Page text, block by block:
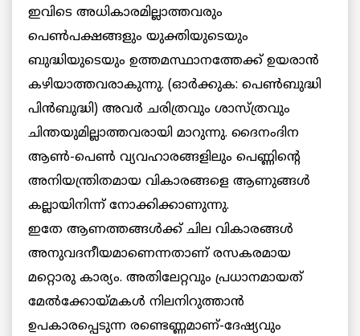
ഇവിടെ അധികാരമില്ലാത്തവരും
പെണ്‍പക്ഷങ്ങളും യുക്തിയുടെയും
ബുദ്ധിയുടെയും ഉത്തമസ്ഥാനത്തേക്ക് ഉയരാന്‍
കഴിയാത്തവരാകുന്നു. (ഓര്‍ക്കുക: പെണ്‍ബുദ്ധി
പിന്‍ബുദ്ധി) അവര്‍ ചരിത്രവും ശാസ്ത്രവും
ചിന്തയുമില്ലാത്തവരായി മാറുന്നു. ദൈനംദിന
ആണ്‍-പെണ്‍ വ്യവഹാരങ്ങളിലും പെണ്ണിന്റെ
അനിയന്ത്രിതമായ വികാരങ്ങളെ ആണുങ്ങള്‍
കല്ലായിനിന്ന് നോക്കിക്കാണുന്നു.
ഇതേ ആണത്തങ്ങള്‍ക്ക് ചില വികാരങ്ങള്‍
അനുവദനീയമാണെന്നതാണ് രസകരമായ
മറ്റൊരു കാര്യം. അതിലേറ്റവും പ്രധാനമായത്
മേല്‍ക്കോയ്മകള്‍ നിലനിറുത്താന്‍
ഉപകാരപ്പെടുന്ന രണ്ടെണ്ണമാണ്-ദേഷ്യവും